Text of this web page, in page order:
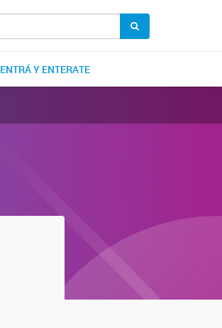
ENTRÁ Y ENTERATE